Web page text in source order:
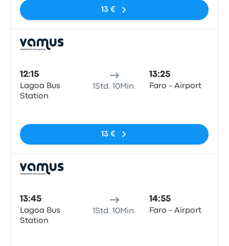
13 €
12:15
Lagoa Bus
Station
1Std. 10Min.
13:25
Faro - Airport
13 €
13:45
Lagoa Bus
Station
1Std. 10Min.
14:55
Faro - Airport